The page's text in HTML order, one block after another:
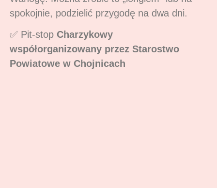
spokojnie, podzielić przygodę na dwa dni.
✅ Pit-stop Charzykowy
współorganizowany przez Starostwo
Powiatowe w Chojnicach